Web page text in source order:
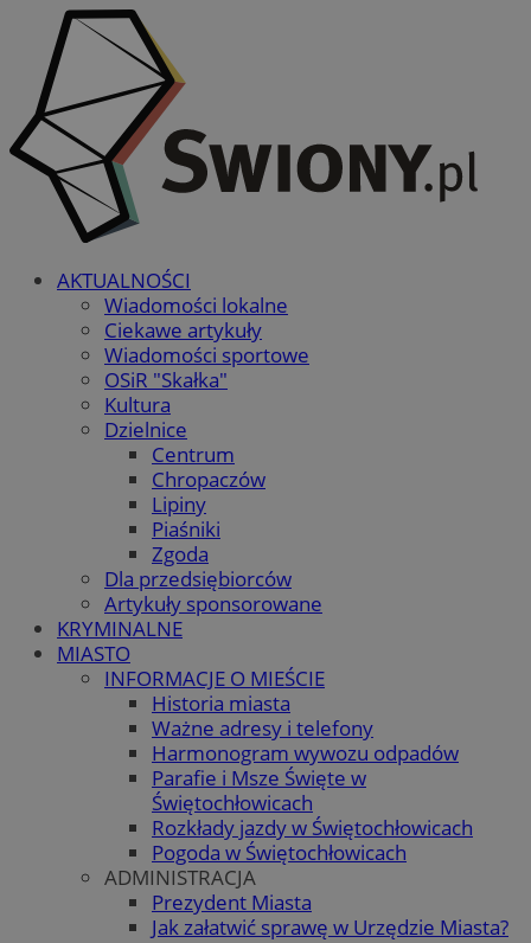
AKTUALNOŚCI
Wiadomości lokalne
Ciekawe artykuły
Wiadomości sportowe
OSiR "Skałka"
Kultura
Dzielnice
Centrum
Chropaczów
Lipiny
Piaśniki
Zgoda
Dla przedsiębiorców
Artykuły sponsorowane
KRYMINALNE
MIASTO
INFORMACJE O MIEŚCIE
Historia miasta
Ważne adresy i telefony
Harmonogram wywozu odpadów
Parafie i Msze Święte w
Świętochłowicach
Rozkłady jazdy w Świętochłowicach
Pogoda w Świętochłowicach
ADMINISTRACJA
Prezydent Miasta
Jak załatwić sprawę w Urzędzie Miasta?